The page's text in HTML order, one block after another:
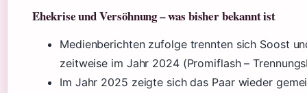
Ehekrise und Versöhnung – was bisher bekannt ist
Medienberichten zufolge trennten sich Soost
zeitweise im Jahr 2024 (Promiflash –
Im Jahr 2025 zeigte sich das Paar wieder